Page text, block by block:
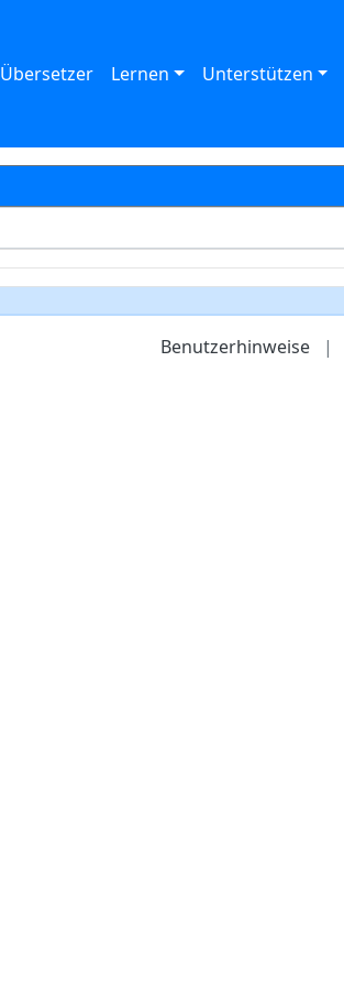
Übersetzer Lernen Unterstützen
Benutzerhinweise |